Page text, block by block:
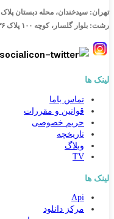
تهران: سیدخندان، محله دبستان پلاک ۷۴ واحد ۴
رشت: بلوار گلسار، کوچه ۱۰۰ پلاک ۳۶ واحد ۲
لینک ها
تماس باما
قوانین و مقررات
حریم خصوصی
تاریخچه
وبلاگ
TV
لینک ها
Api
مرکز دانلود